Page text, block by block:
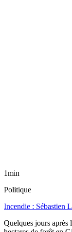
1min
Politique
Incendie : Sébastien
Quelques jours après